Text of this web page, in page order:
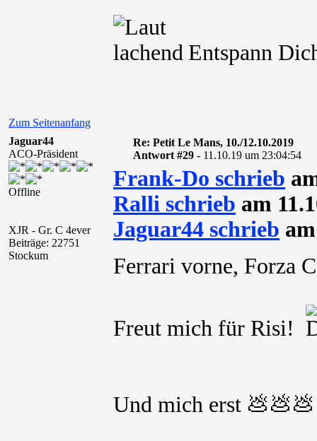
Entspann
Zum Seitenanfang
Jaguar44
ACO-Präsident
Offline
XJR - Gr. C 4ever
Beiträge: 22751
Stockum
Re: Petit Le Mans, 10./12.10.2019
Antwort #29 - 11.10.19 um 23:04:54
Frank-Do schrieb
Ralli schrieb am
Jaguar44 schrieb
Ferrari vorne, Forza
Freut mich für Risi!
Und mich erst 💩💩💩